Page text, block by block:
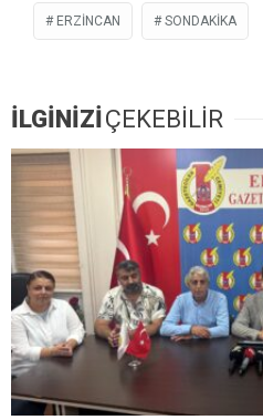
ERZINCAN SONDAKIKA
İLGİNİZİ ÇEKEBİLİR